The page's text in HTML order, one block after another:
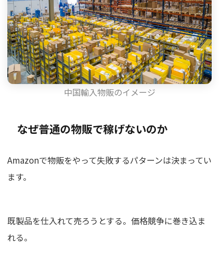
中国輸入物販のイメージ
なぜ普通の物販で稼げないのか
Amazonで物販をやって失敗するパターンは決まってい
ます。
既製品を仕入れて売ろうとする。価格競争に巻き込ま
れる。